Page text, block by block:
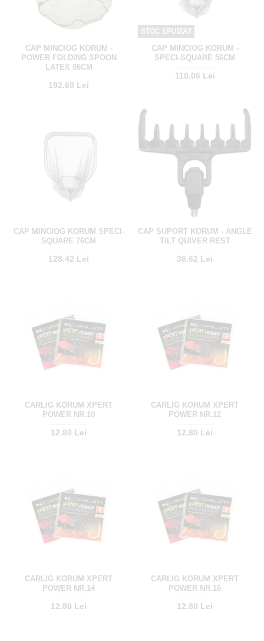
CAP MINCIOG KORUM -
POWER FOLDING SPOON
LATEX 86CM
192.68 Lei
STOC EPUIZAT
CAP MINCIOG KORUM -
SPECI-SQUARE 56CM
110.06 Lei
CAP MINCIOG KORUM SPECI-
SQUARE 76CM
128.42 Lei
CAP SUPORT KORUM - ANGLE
TILT QUIVER REST
36.62 Lei
CARLIG KORUM XPERT
POWER NR.10
12.80 Lei
CARLIG KORUM XPERT
POWER NR.12
12.80 Lei
CARLIG KORUM XPERT
POWER NR.14
12.80 Lei
CARLIG KORUM XPERT
POWER NR.16
12.80 Lei